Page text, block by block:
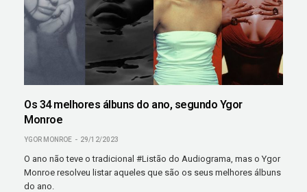
Os 34 melhores álbuns do ano, segundo Ygor
Monroe
YGOR MONROE 29/12/2023
O ano não teve o tradicional #Listão do Audiograma, mas o Ygor
Monroe resolveu listar aqueles que são os seus melhores álbuns
do ano.